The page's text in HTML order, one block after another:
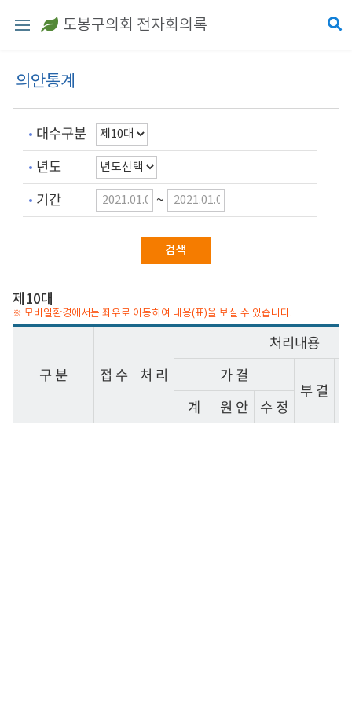
도봉구의회 전자회의록
의안통계
대수구분
년도
기간
~
제10대
※ 모바일환경에서는 좌우로 이동하여 내용(표)을 보실 수 있습니다.
구 분 접 수 처 리
처리내용
가 결
부 결
계
원 안 수 정